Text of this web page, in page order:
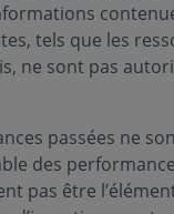
consiste
les aspects
de sociétés
marché.
tels que les
ne sont pas
passées ne
des
pas être